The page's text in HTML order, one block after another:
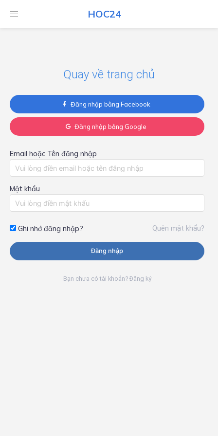
HOC24
HOC24
Quay về trang chủ
Đăng nhập bằng Facebook
Đăng nhập bằng Google
Email hoặc Tên đăng nhập
Mật khẩu
Ghi nhớ đăng nhập? Quên mật khẩu?
Đăng nhập
Bạn chưa có tài khoản? Đăng ký